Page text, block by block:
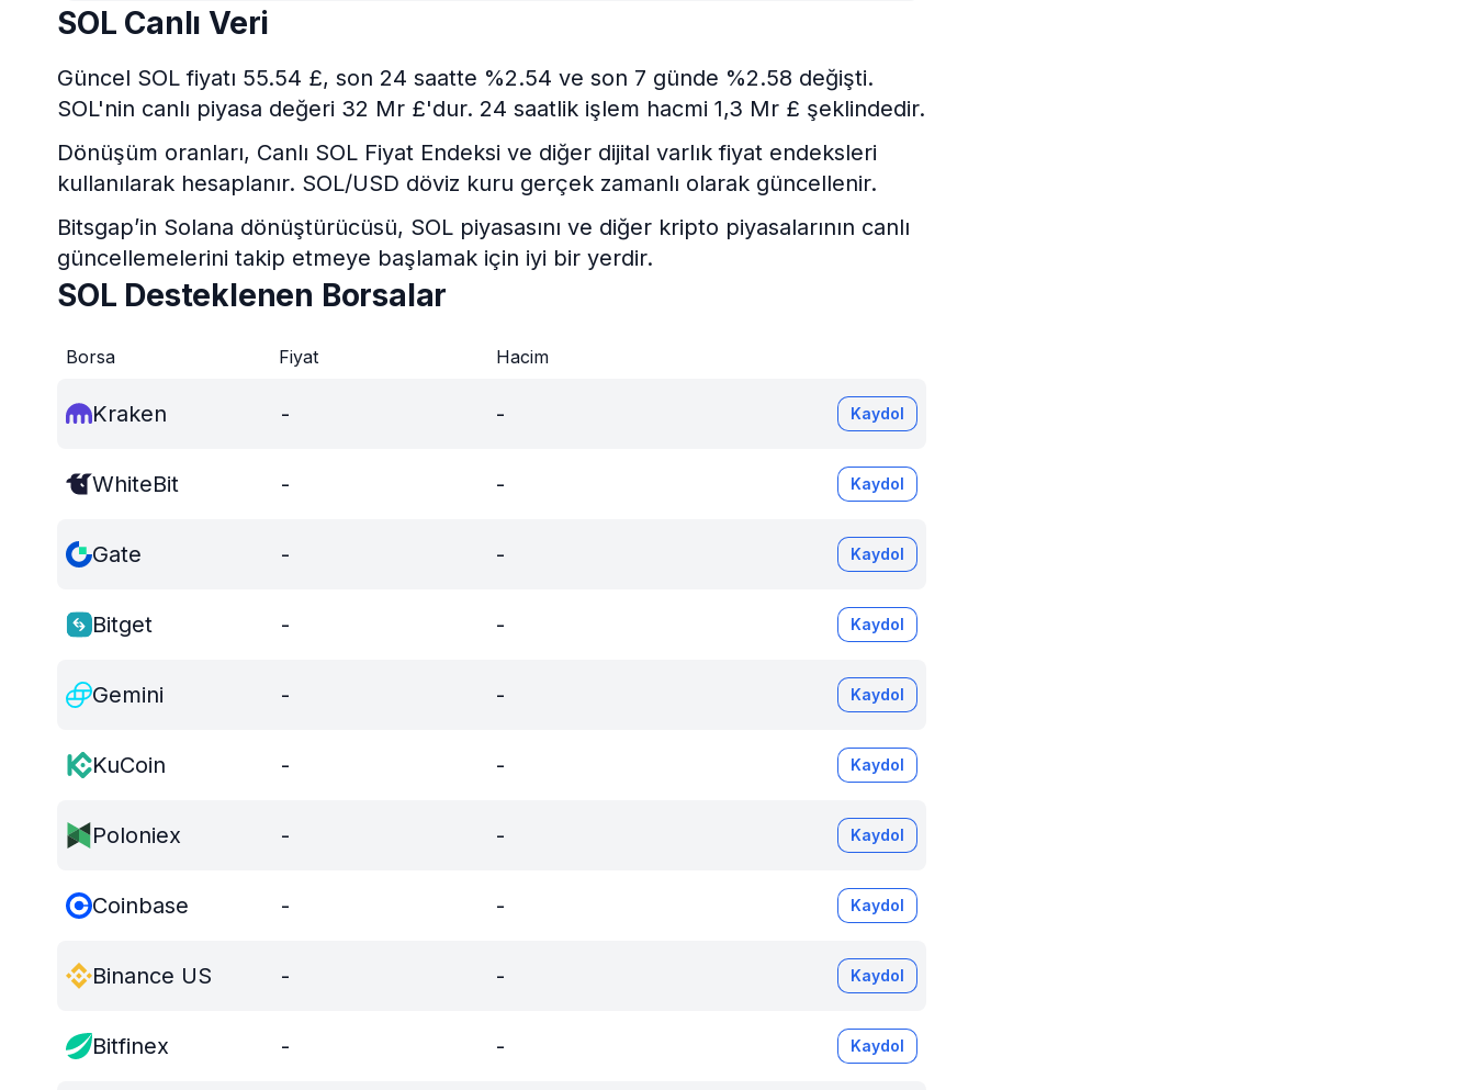
SOL Canlı Veri
Güncel SOL fiyatı 55.54 £, son 24 saatte %2.54 ve son 7 günde %2.58 değişti.
SOL'nin canlı piyasa değeri 32 Mr £'dur. 24 saatlik işlem hacmi 1,3 Mr £ şeklindedir.
Dönüşüm oranları, Canlı SOL Fiyat Endeksi ve diğer dijital varlık fiyat endeksleri
kullanılarak hesaplanır. SOL/USD döviz kuru gerçek zamanlı olarak güncellenir.
Bitsgap’in Solana dönüştürücüsü, SOL piyasasını ve diğer kripto piyasalarının canlı
güncellemelerini takip etmeye başlamak için iyi bir yerdir.
SOL Desteklenen Borsalar
Borsa Fiyat Hacim
Kraken - - Kaydol
WhiteBit - - Kaydol
Gate - - Kaydol
Bitget - - Kaydol
Gemini - - Kaydol
KuCoin - - Kaydol
Poloniex - - Kaydol
Coinbase - - Kaydol
Binance US - - Kaydol
Bitfinex - - Kaydol